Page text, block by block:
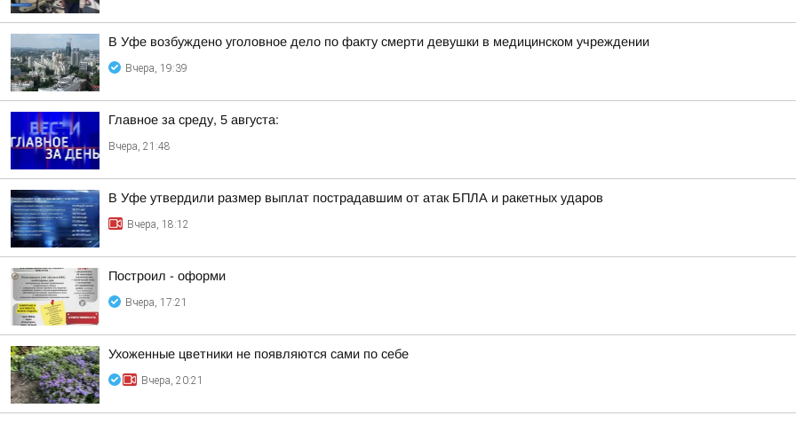
В Уфе возбуждено уголовное дело по факту смерти девушки в медицинском учреждении
Вчера, 19:39
Главное за среду, 5 августа:
Вчера, 21:48
В Уфе утвердили размер выплат пострадавшим от атак БПЛА и ракетных ударов
Вчера, 18:12
Построил - оформи
Вчера, 17:21
Ухоженные цветники не появляются сами по себе
Вчера, 20:21